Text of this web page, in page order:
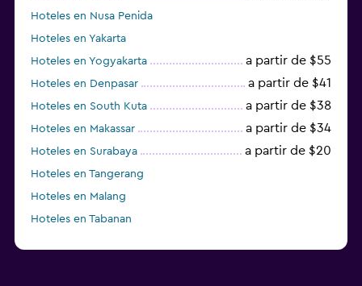
Hoteles en Nusa Penida
Hoteles en Yakarta
Hoteles en Yogyakarta
a partir de $55
Hoteles en Denpasar a partir de $41
Hoteles en South Kuta a partir de $38
Hoteles en Makassar a partir de $34
Hoteles en Surabaya a partir de $20
Hoteles en Tangerang
Hoteles en Malang
Hoteles en Tabanan